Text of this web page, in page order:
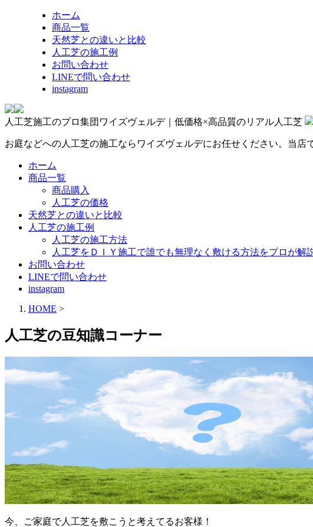
ホーム
商品一覧
天然芝との違いと比較
人工芝の施工例
お問い合わせ
LINEで問い合わせ
instagram
人工芝施工のプロ集団ワイズヴェルデ｜低価格×高品質のリアル人工芝
お庭などへの人工芝の施工ならワイズヴェルデにお任せください。当
ホーム
商品一覧
商品購入
人工芝の価格
天然芝との違いと比較
人工芝の施工例
人工芝の施工方法
人工芝をＤＩＹ施工で誰でも無理なく敷ける方法をプロが解
お問い合わせ
LINEで問い合わせ
instagram
HOME >
人工芝の豆知識コーナー
今、ご家庭で人工芝を敷こうと考えてるお客様！